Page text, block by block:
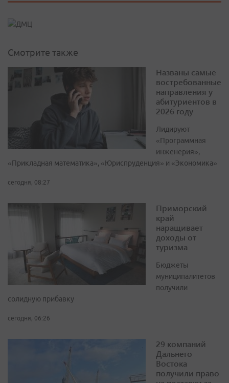
Смотрите также
Названы самые
востребованные
направления у
абитуриентов в
2026 году
Лидируют
«Программная
инженерия»,
«Прикладная математика», «Юриспруденция» и «Экономика»
сегодня, 08:27
Приморский
край
наращивает
доходы от
туризма
Бюджеты
муниципалитетов
получили
солидную прибавку
сегодня, 06:26
29 компаний
Дальнего
Востока
получили право